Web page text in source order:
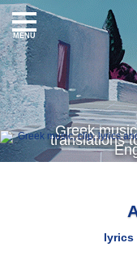
Greek
translations
MENU
lyrics